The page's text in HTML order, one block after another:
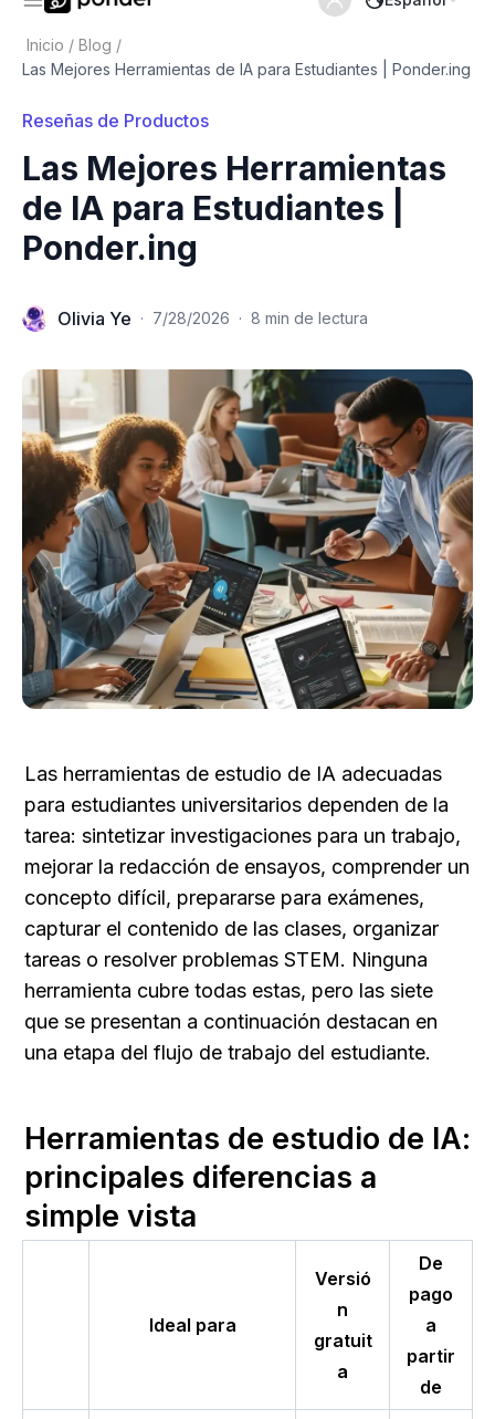
Inicio / Blog /
Las Mejores Herramientas de IA para Estudiantes | Ponder.ing
Reseñas de Productos
Las Mejores Herramientas
de IA para Estudiantes |
Ponder.ing
Olivia Ye · 7/28/2026 · 8 min de lectura
Las herramientas de estudio de IA adecuadas
para estudiantes universitarios dependen de la
tarea: sintetizar investigaciones para un trabajo,
mejorar la redacción de ensayos, comprender un
concepto difícil, prepararse para exámenes,
capturar el contenido de las clases, organizar
tareas o resolver problemas STEM. Ninguna
herramienta cubre todas estas, pero las siete
que se presentan a continuación destacan en
una etapa del flujo de trabajo del estudiante.
Herramientas de estudio de IA:
principales diferencias a
simple vista
Ideal para
Versió
n
gratuit
a
De
pago
a
partir
de